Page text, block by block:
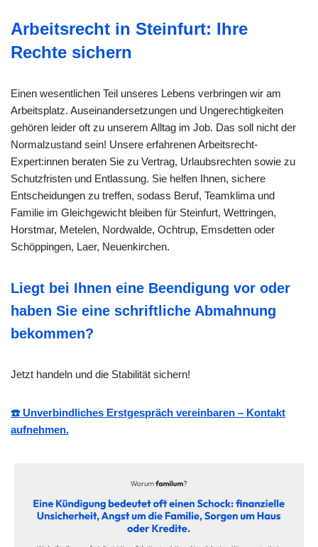
Arbeitsrecht in Steinfurt: Ihre
Rechte sichern
Einen wesentlichen Teil unseres Lebens verbringen wir am
Arbeitsplatz. Auseinandersetzungen und Ungerechtigkeiten
gehören leider oft zu unserem Alltag im Job. Das soll nicht der
Normalzustand sein! Unsere erfahrenen Arbeitsrecht-
Expert:innen beraten Sie zu Vertrag, Urlaubsrechten sowie zu
Schutzfristen und Entlassung. Sie helfen Ihnen, sichere
Entscheidungen zu treffen, sodass Beruf, Teamklima und
Familie im Gleichgewicht bleiben für Steinfurt, Wettringen,
Horstmar, Metelen, Nordwalde, Ochtrup, Emsdetten oder
Schöppingen, Laer, Neuenkirchen.
Liegt bei Ihnen eine Beendigung vor oder
haben Sie eine schriftliche Abmahnung
bekommen?
Jetzt handeln und die Stabilität sichern!
☎️ Unverbindliches Erstgespräch vereinbaren – Kontakt
aufnehmen.